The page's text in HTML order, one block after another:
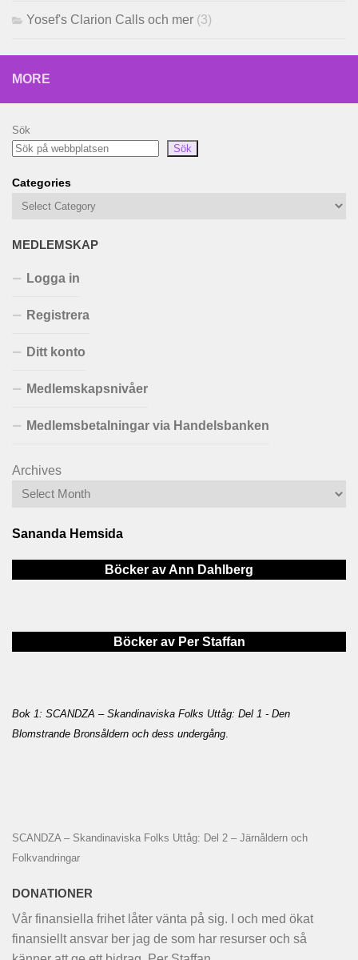
Yosef's Clarion Calls och mer (3)
MORE
Sök
Sök
Categories
MEDLEMSKAP
Logga in
Registrera
Ditt konto
Medlemskapsnivåer
Medlemsbetalningar via Handelsbanken
Archives
Sananda Hemsida
Böcker av Ann Dahlberg
Böcker av Per Staffan
Bok 1: SCANDZA – Skandinaviska Folks Uttåg: Del 1 - Den
Blomstrande Bronsåldern och dess undergång.
SCANDZA – Skandinaviska Folks Uttåg: Del 2 – Järnåldern och
Folkvandringar
DONATIONER
Vår finansiella frihet låter vänta på sig. I och med ökat
finansiellt ansvar ber jag de som har resurser och så